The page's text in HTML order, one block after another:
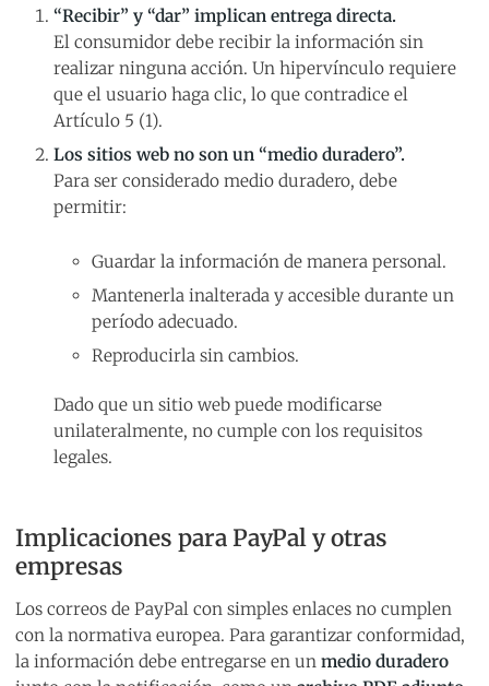
“Recibir” y “dar” implican entrega directa.
El consumidor debe recibir la información sin
realizar ninguna acción. Un hipervínculo requiere
que el usuario haga clic, lo que contradice el
Artículo 5 (1).
Los sitios web no son un “medio duradero”.
Para ser considerado medio duradero, debe
permitir:
Guardar la información de manera personal.
Mantenerla inalterada y accesible durante un
período adecuado.
Reproducirla sin cambios.
Dado que un sitio web puede modificarse
unilateralmente, no cumple con los requisitos
legales.
Implicaciones para PayPal y otras
empresas
Los correos de PayPal con simples enlaces no cumplen
con la normativa europea. Para garantizar conformidad,
la información debe entregarse en un medio duradero